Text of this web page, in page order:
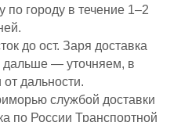
по городу в течение 1–2
до ост. Заря доставка
дальше — уточняем, в
дальности.
службой доставки
по России Транспортной